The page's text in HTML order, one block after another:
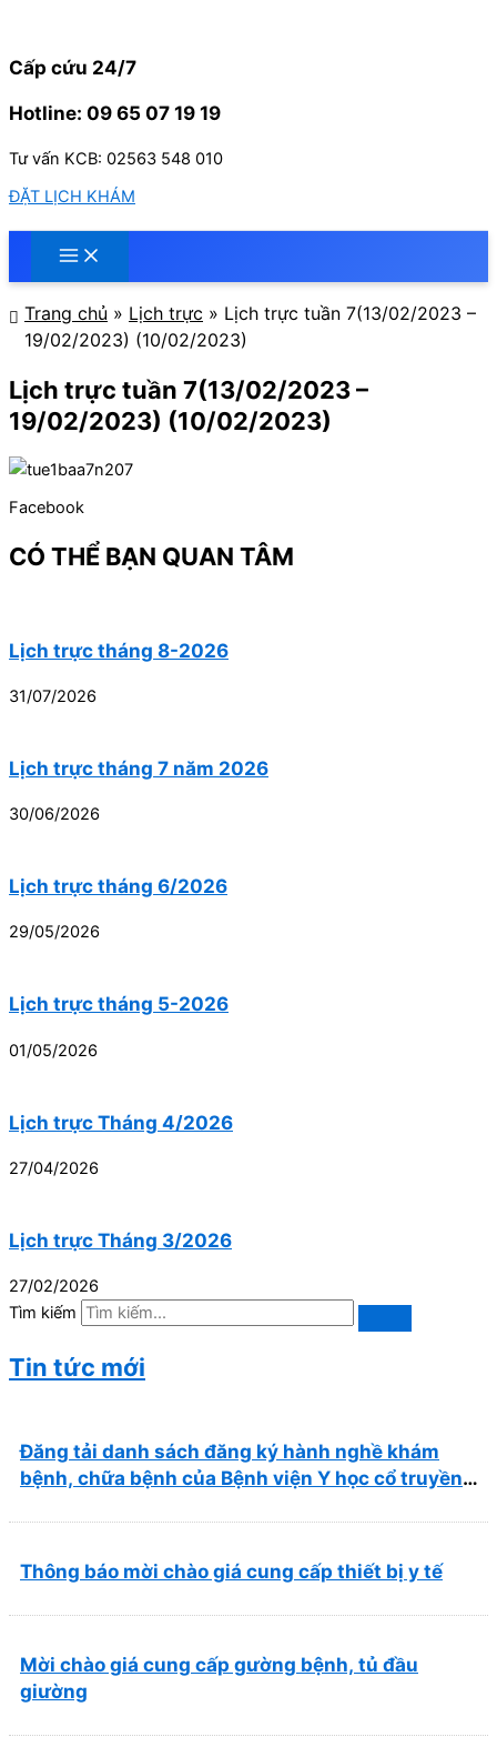
nội
Cấp cứu 24/7
Hotline: 09 65 07 19 19
Tư vấn KCB: 02563 548 010
ĐẶT LỊCH KHÁM
Trang chủ » Lịch trực » Lịch trực tuần 7(13/02/2023 –
19/02/2023) (10/02/2023)
Lịch trực tuần 7(13/02/2023 –
19/02/2023) (10/02/2023)
Facebook
CÓ THỂ BẠN QUAN TÂM
Lịch trực tháng 8-2026
31/07/2026
Lịch trực tháng 7 năm 2026
30/06/2026
Lịch trực tháng 6/2026
29/05/2026
Lịch trực tháng 5-2026
01/05/2026
Lịch trực Tháng 4/2026
27/04/2026
Lịch trực Tháng 3/2026
27/02/2026
Tìm kiếm
Tin tức mới
Đăng tải danh sách đăng ký hành nghề khám
bệnh, chữa bệnh của Bệnh viện Y học cổ truyền
Thông báo mời chào giá cung cấp thiết bị y tế
Mời chào giá cung cấp gường bệnh, tủ đầu
giường